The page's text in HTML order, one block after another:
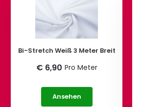
Bi-Stretch Weiß 3 Meter Breit
€ 6,90 Pro Meter
Ansehen